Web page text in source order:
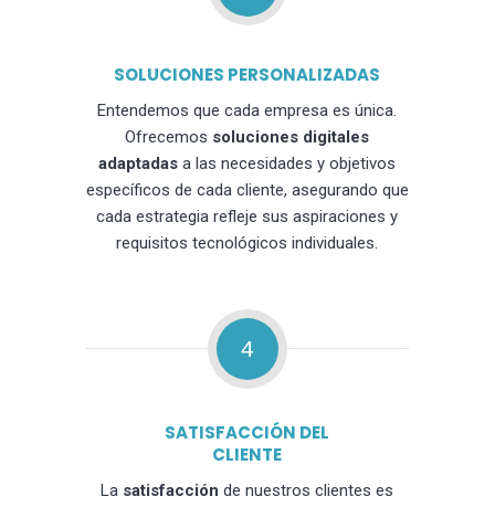
SOLUCIONES PERSONALIZADAS
Entendemos que cada empresa es única.
Ofrecemos soluciones digitales
adaptadas a las necesidades y objetivos
específicos de cada cliente, asegurando que
cada estrategia refleje sus aspiraciones y
requisitos tecnológicos individuales.
4
SATISFACCIÓN DEL
CLIENTE
La satisfacción de nuestros clientes es